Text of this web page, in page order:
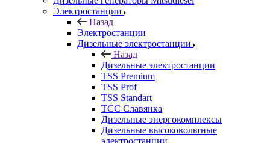
Электростанции
Назад
Электростанции
Дизельные электростанции
Назад
Дизельные электростанции
TSS Premium
TSS Prof
TSS Standart
ТСС Славянка
Дизельные энергокомплексы
Дизельные высоковольтные
электростанции